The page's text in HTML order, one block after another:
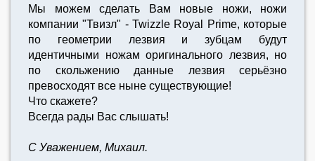
Мы можем сделать Вам новые ножи, ножи
компании "Твизл" - Twizzle Royal Prime, которые
по геометрии лезвия и зубцам будут
идентичными ножам оригинального лезвия, но
по скольжению данные лезвия серьёзно
превосходят все ныне существующие!
Что скажете?
Всегда рады Вас слышать!
С Уважением, Михаил.